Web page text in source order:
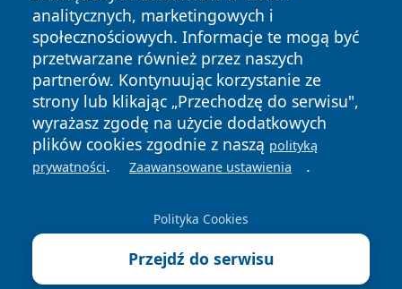
analitycznych, marketingowych i
społecznościowych. Informacje te mogą być
przetwarzane również przez naszych
partnerów. Kontynuując korzystanie ze
strony lub klikając „Przechodzę do serwisu",
wyrażasz zgodę na użycie dodatkowych
plików cookies zgodnie z naszą polityką
prywatności. Zaawansowane ustawienia .
Polityka Cookies
Przejdź do serwisu
zastrzeżone.
News Autorzy
Polityka
Prywatności
Polityka
Cookies